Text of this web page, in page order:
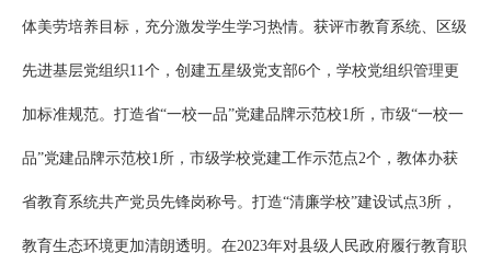
体美劳培养目标，充分激发学生学习热情。获评市教育系统、区级
先进基层党组织11个，创建五星级党支部6个，学校党组织管理更
加标准规范。打造省“一校一品”党建品牌示范校1所，市级“一校一
品”党建品牌示范校1所，市级学校党建工作示范点2个，教体办获
省教育系统共产党员先锋岗称号。打造“清廉学校”建设试点3所，
教育生态环境更加清朗透明。在2023年对县级人民政府履行教育职